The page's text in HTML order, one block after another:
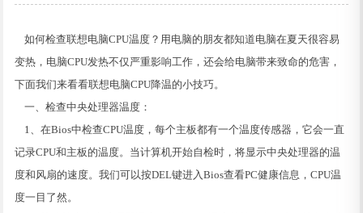
如何检查联想电脑CPU温度？用电脑的朋友都知道电脑在夏天很容易
变热，电脑CPU发热不仅严重影响工作，还会给电脑带来致命的危害，
下面我们来看看联想电脑CPU降温的小技巧。
一、检查中央处理器温度：
1、在Bios中检查CPU温度，每个主板都有一个温度传感器，它会一直
记录CPU和主板的温度。当计算机开始自检时，将显示中央处理器的温
度和风扇的速度。我们可以按DEL键进入Bios查看PC健康信息，CPU温
度一目了然。